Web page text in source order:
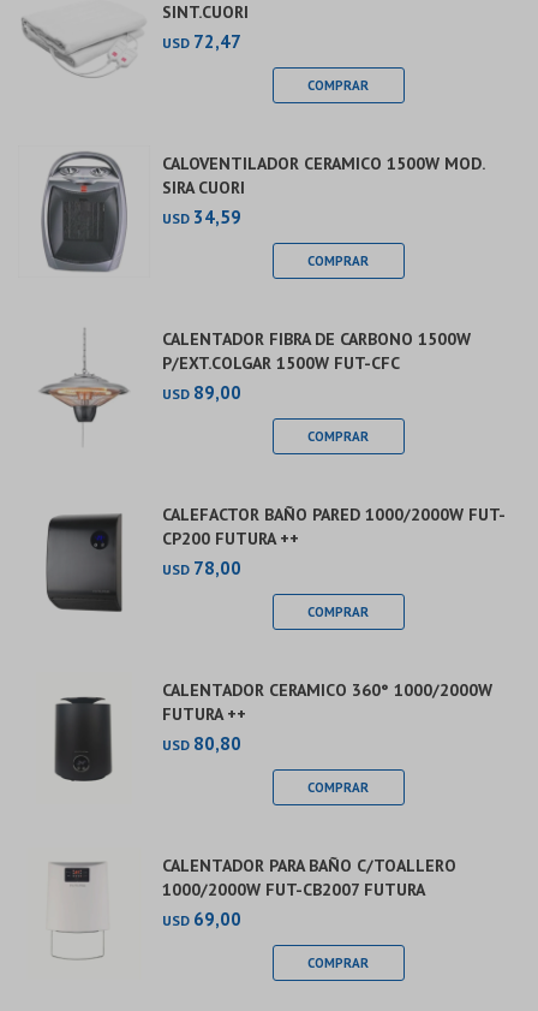
SINT.CUORI
USD 72,47
CALOVENTILADOR CERAMICO 1500W MOD.
SIRA CUORI
USD 34,59
CALENTADOR FIBRA DE CARBONO 1500W
P/EXT.COLGAR 1500W FUT-CFC
USD 89,00
CALEFACTOR BAÑO PARED 1000/2000W FUT-
CP200 FUTURA ++
USD 78,00
CALENTADOR CERAMICO 360° 1000/2000W
FUTURA ++
USD 80,80
CALENTADOR PARA BAÑO C/TOALLERO
1000/2000W FUT-CB2007 FUTURA
USD 69,00